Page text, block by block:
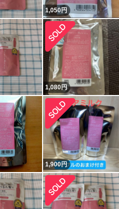
1,050円
1,080円
1,900円